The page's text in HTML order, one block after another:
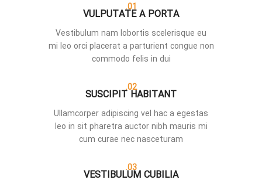
01.
VULPUTATE A PORTA
Vestibulum nam lobortis scelerisque eu
mi leo orci placerat a parturient congue non
commodo felis in dui
02.
SUSCIPIT HABITANT
Ullamcorper adipiscing vel hac a egestas
leo in sit pharetra auctor nibh mauris mi
cum curae nec nasceturam
03.
VESTIBULUM CUBILIA